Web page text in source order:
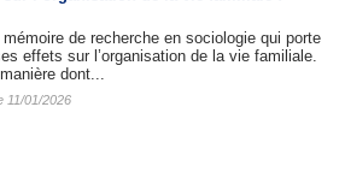
de recherche en sociologie qui porte
effets sur l’organisation de la vie familiale.
dont...
11/01/2026